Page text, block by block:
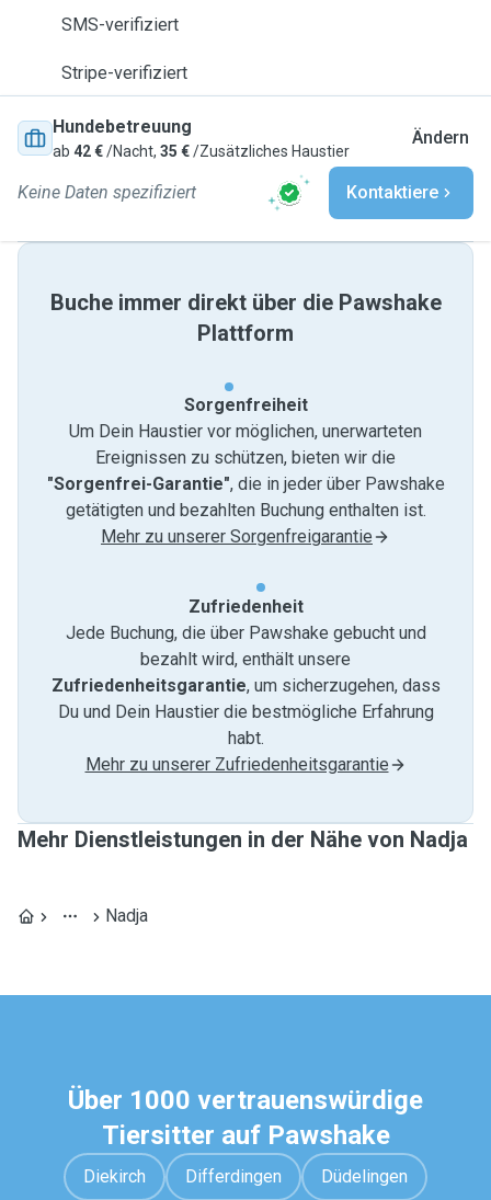
SMS-verifiziert
Stripe-verifiziert
Hundebetreuung
ab 42 €/Nacht, 35 €/Zusätzliches Haustier
Ändern
Keine Daten spezifiziert Kontaktiere
Buche immer direkt über die Pawshake
Plattform
Sorgenfreiheit
Um Dein Haustier vor möglichen, unerwarteten
Ereignissen zu schützen, bieten wir die
"Sorgenfrei-Garantie", die in jeder über Pawshake
getätigten und bezahlten Buchung enthalten ist.
Mehr zu unserer Sorgenfreigarantie
Zufriedenheit
Jede Buchung, die über Pawshake gebucht und
bezahlt wird, enthält unsere
Zufriedenheitsgarantie, um sicherzugehen, dass
Du und Dein Haustier die bestmögliche Erfahrung
habt.
Mehr zu unserer Zufriedenheitsgarantie
Mehr Dienstleistungen in der Nähe von Nadja
Nadja
Über 1000 vertrauenswürdige
Tiersitter auf Pawshake
Diekirch Differdingen Düdelingen